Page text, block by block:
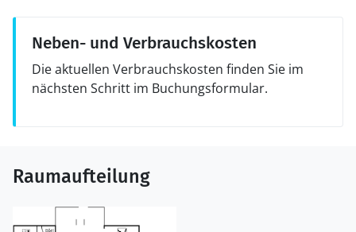
Neben- und Verbrauchskosten
Die aktuellen Verbrauchskosten finden Sie im
nächsten Schritt im Buchungsformular.
Raumaufteilung